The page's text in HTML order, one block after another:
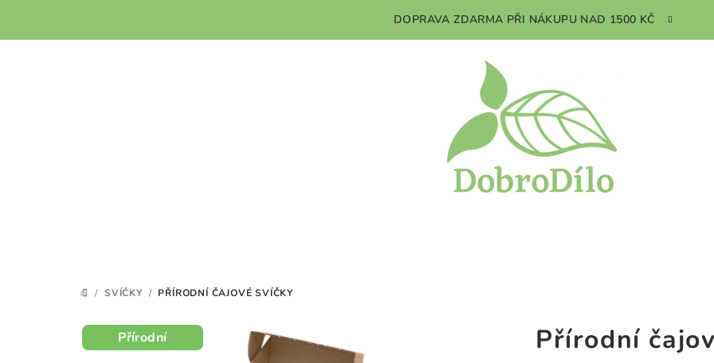
DOPRAVA ZDARMA PŘI NÁKUPU NAD 1500 KČ
DOMŮ
/ SVÍČKY / PŘÍRODNÍ ČAJOVÉ SVÍČKY
Přírodní
Přírodní